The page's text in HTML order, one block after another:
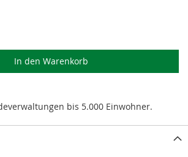
In den Warenkorb
bis 5.000 Einwohner.